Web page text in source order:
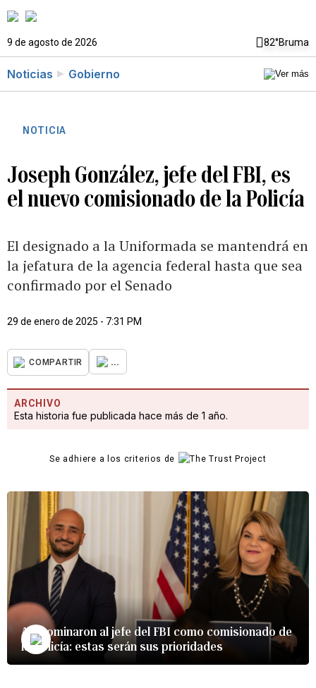
9 de agosto de 2026 82°Bruma
Noticias Gobierno
NOTICIA
Joseph González, jefe del FBI, es
el nuevo comisionado de la Policía
El designado a la Uniformada se mantendrá en
la jefatura de la agencia federal hasta que sea
confirmado por el Senado
29 de enero de 2025 - 7:31 PM
COMPARTIR ...
ARCHIVO
Esta historia fue publicada hace más de 1 año.
Se adhiere a los criterios de
Así nominaron al jefe del FBI como comisionado de
la Policía: estas serán sus prioridades